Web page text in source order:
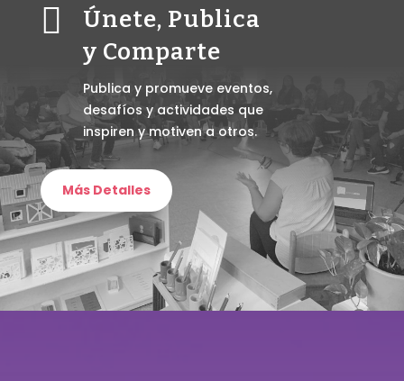

Únete, Publica
y Comparte
Publica y promueve eventos,
desafíos y actividades que
inspiren y motiven a otros.
Más Detalles